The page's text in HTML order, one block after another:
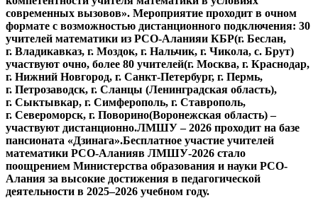
современных вызовов». Мероприятие проходит в очном
формате с возможностью дистанционного подключения: 30
учителей математики из РСО-Аланияи КБР(г. Беслан,
г. Владикавказ, г. Моздок, г. Нальчик, г. Чикола, с. Брут)
участвуют очно, более 80 учителей(г. Москва, г. Краснодар,
г. Нижний Новгород, г. Санкт-Петербург, г. Пермь,
г. Петрозаводск, г. Сланцы (Ленинградская область),
г. Сыктывкар, г. Симферополь, г. Ставрополь,
г. Североморск, г. Поворино(Воронежская область) –
участвуют дистанционно.ЛМШУ – 2026 проходит на базе
пансионата «Дзинага».Бесплатное участие учителей
математики РСО-Аланияв ЛМШУ-2026 стало
поощрением Министерства образования и науки РСО-
Алания за высокие достижения в педагогической
деятельности в 2025–2026 учебном году.